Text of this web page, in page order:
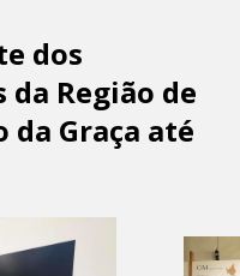
dos
Região de
da Graça até